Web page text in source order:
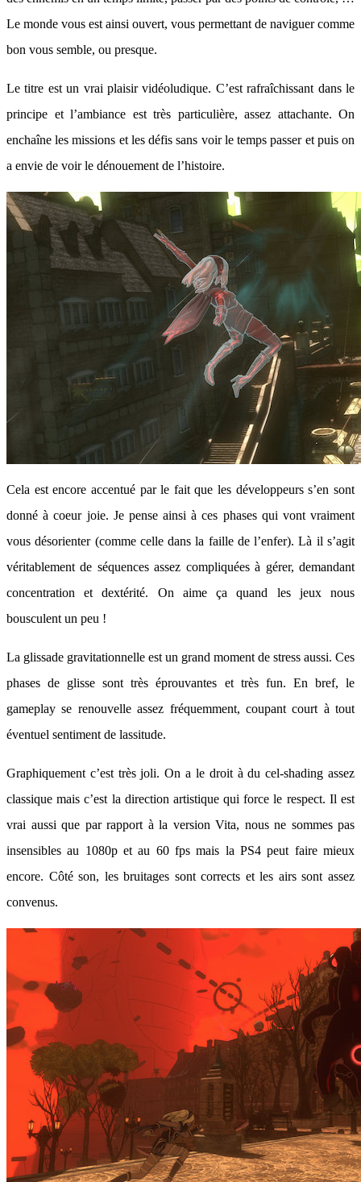
Le monde vous est ainsi ouvert, vous permettant de naviguer comme
bon vous semble, ou presque.
Le titre est un vrai plaisir vidéoludique. C’est rafraîchissant dans le
principe et l’ambiance est très particulière, assez attachante. On
enchaîne les missions et les défis sans voir le temps passer et puis on
a envie de voir le dénouement de l’histoire.
Cela est encore accentué par le fait que les développeurs s’en sont
donné à coeur joie. Je pense ainsi à ces phases qui vont vraiment
vous désorienter (comme celle dans la faille de l’enfer). Là il s’agit
véritablement de séquences assez compliquées à gérer, demandant
concentration et dextérité. On aime ça quand les jeux nous
bousculent un peu !
La glissade gravitationnelle est un grand moment de stress aussi. Ces
phases de glisse sont très éprouvantes et très fun. En bref, le
gameplay se renouvelle assez fréquemment, coupant court à tout
éventuel sentiment de lassitude.
Graphiquement c’est très joli. On a le droit à du cel-shading assez
classique mais c’est la direction artistique qui force le respect. Il est
vrai aussi que par rapport à la version Vita, nous ne sommes pas
insensibles au 1080p et au 60 fps mais la PS4 peut faire mieux
encore. Côté son, les bruitages sont corrects et les airs sont assez
convenus.